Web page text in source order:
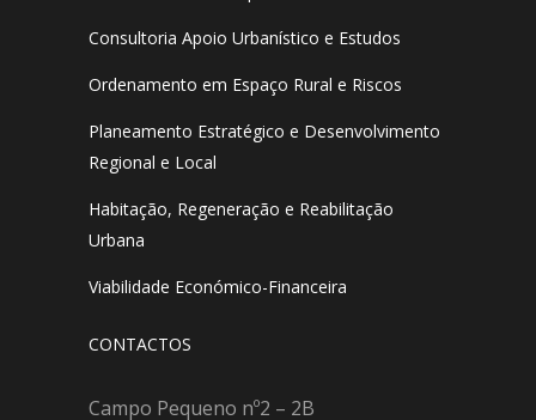
Consultoria Apoio Urbanístico e Estudos
Ordenamento em Espaço Rural e Riscos
Planeamento Estratégico e Desenvolvimento
Regional e Local
Habitação, Regeneração e Reabilitação
Urbana
Viabilidade Económico-Financeira
CONTACTOS
Campo Pequeno nº2 – 2B